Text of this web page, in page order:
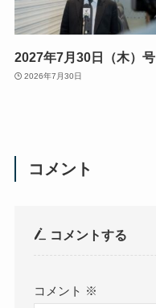
2027年7月30日（木）号
2026年7月30日
コメント
コメントする
コメント ※